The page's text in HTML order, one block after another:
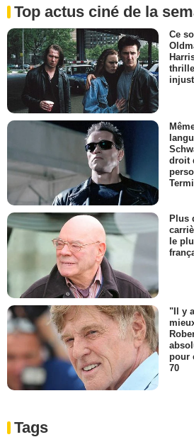
Top actus ciné de la
Ce
droit
Plus
le
"Il y
pour
70
Tags